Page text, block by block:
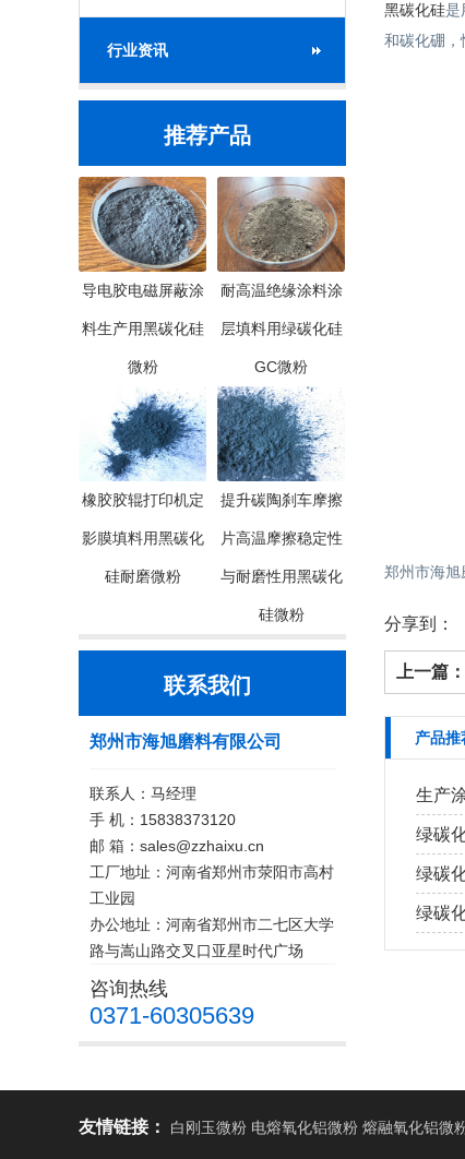
行业资讯
推荐产品
导电胶电磁屏蔽涂
料生产用黑碳化硅
微粉
耐高温绝缘涂料涂
层填料用绿碳化硅
GC微粉
橡胶胶辊打印机定
影膜填料用黑碳化
硅耐磨微粉
提升碳陶刹车摩擦
片高温摩擦稳定性
与耐磨性用黑碳化
硅微粉
联系我们
郑州市海旭磨料有限公司
联系人：马经理
手 机：15838373120
邮 箱：sales@zzhaixu.cn
工厂地址：河南省郑州市荥阳市高村
工业园
办公地址：河南省郑州市二七区大学
路与嵩山路交叉口亚星时代广场
咨询热线
0371-60305639
黑碳化硅是
和碳化硼，
郑州市海旭
分享到：
上一篇：
产品推
生产
绿碳
绿碳
绿碳
友情链接： 白刚玉微粉 电熔氧化铝微粉 熔融氧化铝微